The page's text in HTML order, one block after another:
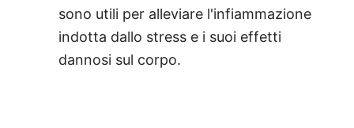
sono utili per alleviare l'infiammazione
indotta dallo stress e i suoi effetti
dannosi sul corpo.